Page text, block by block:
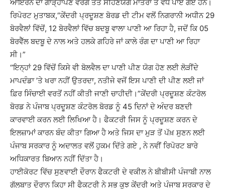
ਆਇਰਨ ਦਾ ਗਾੜ੍ਹਾਪਣ ਵਰਗੇ ਤੱਤ ਸਹਿਣਯੋਗ ਮਾਤਰਾਂ ਤੋਂ ਵੱਧ ਪਾਏ ਗਏ ਹਨ।
ਰਿਪੋਰਟ ਮੁਤਾਬਕ,“ਕੇਂਦਰੀ ਪ੍ਰਦੂਸ਼ਣ ਬੋਰਡ ਦੀ ਟੀਮ ਵਲੋਂ ਨਿਗਰਾਨੀ ਅਧੀਨ 29
ਬੋਰਵੈਲਾਂ ਵਿੱਚੋਂ, 12 ਬੋਰਵੈਲਾਂ ਵਿੱਚ ਬਦਬੂ ਵਾਲਾ ਪਾਣੀ ਆ ਰਿਹਾ ਹੈ, ਜਦੋਂ ਕਿ 05
ਬੋਰਵੈੱਲ ਬਦਬੂ ਦੇ ਨਾਲ ਅਤੇ ਹਲਕੇ ਗਹਿਰੇ ਜਾਂ ਕਾਲੇ ਰੰਗ ਦਾ ਪਾਣੀ ਆ ਰਿਹਾ
ਸੀ।”
“ਇਨ੍ਹਾਂ 29 ਵਿੱਚੋਂ ਕਿਸੇ ਵੀ ਬੋਲਵੈਲ ਦਾ ਪਾਣੀ ਪੀਣ ਯੋਗ ਹੋਣ ਲਈ ਲੋੜੀਂਦੇ
ਮਾਪਦੰਡਾ ’ਤੇ ਖਰਾ ਨਹੀਂ ਉਤਰਦਾ, ਨਤੀਜੇ ਵਜੋਂ ਇਸ ਪਾਣੀ ਦੀ ਪੀਣ ਲਈ ਜਾਂ
ਫ਼ਿਰ ਸਿੰਚਾਈ ਵਰਤੋਂ ਨਹੀਂ ਕੀਤੀ ਜਾਣੀ ਚਾਹੀਦੀ।”ਕੇਂਦਰੀ ਪ੍ਰਦੂਸ਼ਣ ਕੰਟਰੋਲ
ਬੋਰਡ ਨੇ ਪੰਜਾਬ ਪ੍ਰਦੂਸ਼ਣ ਕੰਟਰੋਲ ਬੋਰਡ ਨੂੰ 45 ਦਿਨਾਂ ਦੇ ਅੰਦਰ ਬਣਦੀ
ਕਾਰਵਾਈ ਕਰਨ ਲਈ ਲਿਖਿਆ ਹੈ। ਫੈਕਟਰੀ ਜਿਸ ਨੂੰ ਪ੍ਰਦੂਸ਼ਣ ਕਰਨ ਦੇ
ਇਲਜ਼ਾਮਾਂ ਕਾਰਨ ਬੰਦ ਕੀਤਾ ਗਿਆ ਹੈ ਅਤੇ ਜਿਸ ਦਾ ਮੁੜ ਤੋਂ ਪੱਖ਼ ਸੁਣਨ ਲਈ
ਪੰਜਾਬ ਸਰਕਾਰ ਨੂੰ ਅਦਾਲਤ ਵਲੋਂ ਹੁਕਮ ਦਿੱਤੇ ਗਏ , ਨੇ ਨਵੀਂ ਰਿਪੋਰਟ ਬਾਰੇ
ਅਧਿਕਾਰਤ ਬਿਆਨ ਨਹੀਂ ਦਿੱਤਾ ਹੈ।
ਹਾਈਕੋਰਟ ਵਿੱਚ ਸੁਣਵਾਈ ਦੌਰਾਨ ਫੈਕਟਰੀ ਦੇ ਵਕੀਲ ਨੇ ਬੀਬੀਸੀ ਪੰਜਾਬੀ ਨਾਲ
ਗੱਲਬਾਤ ਦੌਰਾਨ ਕਿਹਾ ਸੀ ਫੈਕਟਰੀ ਨੇ ਸਭ ਕੁਝ ਕੇਂਦਰੀ ਅਤੇ ਪੰਜਾਬ ਸਰਕਾਰ ਦੇ